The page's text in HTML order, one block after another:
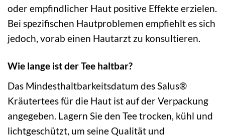
oder empfindlicher Haut positive Effekte erzielen.
Bei spezifischen Hautproblemen empfiehlt es sich
jedoch, vorab einen Hautarzt zu konsultieren.
Wie lange ist der Tee haltbar?
Das Mindesthaltbarkeitsdatum des Salus®
Kräutertees für die Haut ist auf der Verpackung
angegeben. Lagern Sie den Tee trocken, kühl und
lichtgeschützt, um seine Qualität und